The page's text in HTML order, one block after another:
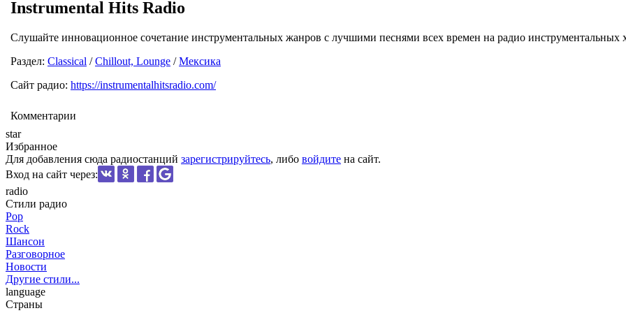
Instrumental Hits Radio
Слушайте инновационное сочетание инструментальных жанров с лучшими песнями всех времен на радио инструментальных
Раздел: Classical /Chillout, Lounge /Мексика
Сайт радио: https://instrumentalhitsradio.com/
Комментарии
star
Избранное
Для добавления сюда радиостанций зарегистрируйтесь, либо войдите на сайт.
Вход на сайт через:
radio
Стили радио
Pop
Rock
Шансон
Разговорное
Новости
Другие стили...
language
Страны